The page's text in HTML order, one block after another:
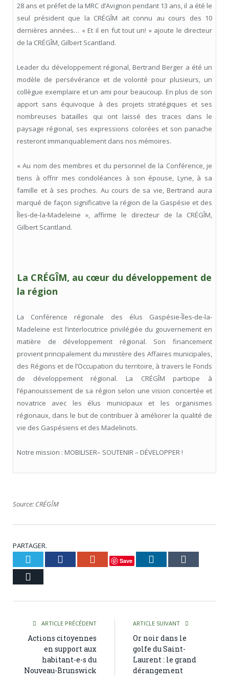
28 ans et préfet de la MRC d’Avignon pendant 13 ans, il a été le
seul président que la CRÉGÎM ait connu au cours des 10
dernières années… « Et il en fut tout un! » ajoute le directeur
de la CRÉGÎM, Gilbert Scantland.
Leader du développement régional, Bertrand Berger a été un
modèle de persévérance et de volonté pour plusieurs, un
collègue exemplaire et un ami pour beaucoup. En plus de son
apport sans équivoque à des projets stratégiques et ses
nombreuses batailles qui ont laissé des traces dans le
paysage régional, ses expressions colorées et son panache
resteront immanquablement dans nos mémoires.
« Au nom des membres et du personnel de la Conférence, je
tiens à offrir mes condoléances à son épouse, Lyne, à sa
famille et à ses proches. Au cours de sa vie, Bertrand aura
marqué de façon significative la région de la Gaspésie et des
Îles-de-la-Madeleine », affirme le directeur de la CRÉGÎM,
Gilbert Scantland.
La CRÉGÎM, au cœur du développement de
la région
La Conférence régionale des élus Gaspésie-Îles-de-la-
Madeleine est l’interlocutrice privilégiée du gouvernement en
matière de développement régional. Son financement
provient principalement du ministère des Affaires municipales,
des Régions et de l’Occupation du territoire, à travers le Fonds
de développement régional. La CRÉGÎM participe à
l’épanouissement de sa région selon une vision concertée et
novatrice avec les élus municipaux et les organismes
régionaux, dans le but de contribuer à améliorer la qualité de
vie des Gaspésiens et des Madelinots.
Notre mission : MOBILISER– SOUTENIR – DÉVELOPPER !
Source: CRÉGÎM
PARTAGER.
Twitter Facebook Google+
Save LinkedIn
ARTICLE PRÉCÉDENT
Actions citoyennes
en support aux
habitant-e-s du
Nouveau-Brunswick
ARTICLE SUIVANT
Or noir dans le
golfe du Saint-
Laurent : le grand
dérangement